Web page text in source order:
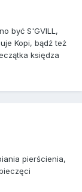
być S'GVILL,
Kopi, bądź też
księdza
pierścienia,